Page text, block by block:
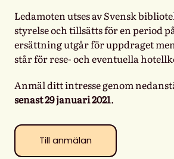
Ledamoten utses av Svensk
styrelse och tillsätts för en period
ersättning utgår för uppdraget
står för rese- och eventuella
Anmäl ditt intresse genom
senast 29 januari 2021.
Till anmälan